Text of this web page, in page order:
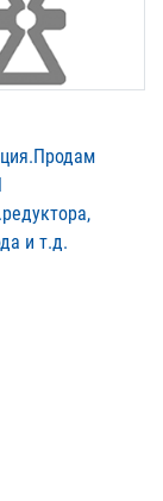
и т.д.